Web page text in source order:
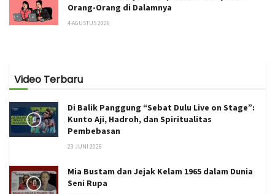
Orang-Orang di Dalamnya
4 AGUSTUS 2026
Video Terbaru
Di Balik Panggung “Sebat Dulu Live on Stage”:
Kunto Aji, Hadroh, dan Spiritualitas
Pembebasan
23 JUNI 2026
Mia Bustam dan Jejak Kelam 1965 dalam Dunia
Seni Rupa